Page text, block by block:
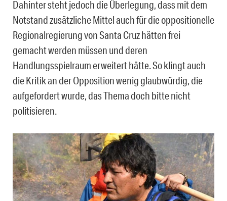
Dahinter steht jedoch die Überlegung, dass mit dem
Notstand zusätzliche Mittel auch für die oppositionelle
Regionalregierung von Santa Cruz hätten frei
gemacht werden müssen und deren
Handlungsspielraum erweitert hätte. So klingt auch
die Kritik an der Opposition wenig glaubwürdig, die
aufgefordert wurde, das Thema doch bitte nicht
politisieren.